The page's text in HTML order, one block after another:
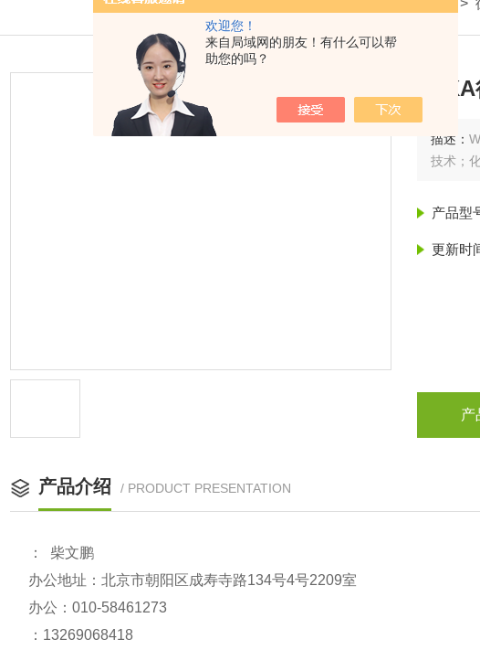
欢迎您！
来自局域网的朋友！有什么可以帮
助您的吗？
>
描述：
技术；
产品型
更新时
产
产品介绍 / PRODUCT PRESENTATION
： 柴文鹏
办公地址：北京市朝阳 区成寿寺路134号4号2209室
办公： 010-58461273
： 13269068418